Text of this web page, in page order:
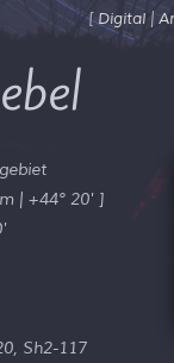
[Digital |
| +44° 20' ]
Sh2-117